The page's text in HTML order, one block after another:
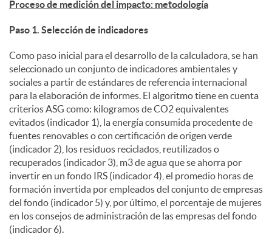
Proceso de medición del impacto: metodología
Paso 1. Selección de indicadores
Como paso inicial para el desarrollo de la calculadora, se han
seleccionado un conjunto de indicadores ambientales y
sociales a partir de estándares de referencia internacional
para la elaboración de informes. El algoritmo tiene en cuenta
criterios ASG como: kilogramos de CO2 equivalentes
evitados (indicador 1), la energía consumida procedente de
fuentes renovables o con certificación de origen verde
(indicador 2), los residuos reciclados, reutilizados o
recuperados (indicador 3), m3 de agua que se ahorra por
invertir en un fondo IRS (indicador 4), el promedio horas de
formación invertida por empleados del conjunto de empresas
del fondo (indicador 5) y, por último, el porcentaje de mujeres
en los consejos de administración de las empresas del fondo
(indicador 6).